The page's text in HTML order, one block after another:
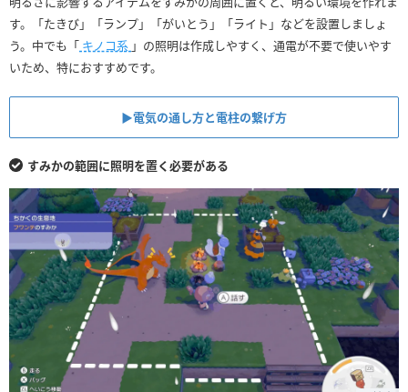
す。「たきび」「ランプ」「がいとう」「ライト」などを設置しましょ
う。中でも「 キノコ系 」の照明は作成しやすく、通電が不要で使いやす
いため、特におすすめです。
▶︎電気の通し方と電柱の繋げ方
すみかの範囲に照明を置く必要がある